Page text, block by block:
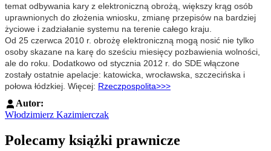
temat odbywania kary z elektroniczną obrożą, większy krąg osób
uprawnionych do złożenia wniosku, zmianę przepisów na bardziej
życiowe i zadziałanie systemu na terenie całego kraju.
Od 25 czerwca 2010 r. obrożę elektroniczną mogą nosić nie tylko
osoby skazane na karę do sześciu miesięcy pozbawienia wolności,
ale do roku. Dodatkowo od stycznia 2012 r. do SDE włączone
zostały ostatnie apelacje: katowicka, wrocławska, szczecińska i
połowa łódzkiej. Więcej: Rzeczpospolita>>>
Autor:
Włodzimierz Kazimierczak
Polecamy książki prawnicze